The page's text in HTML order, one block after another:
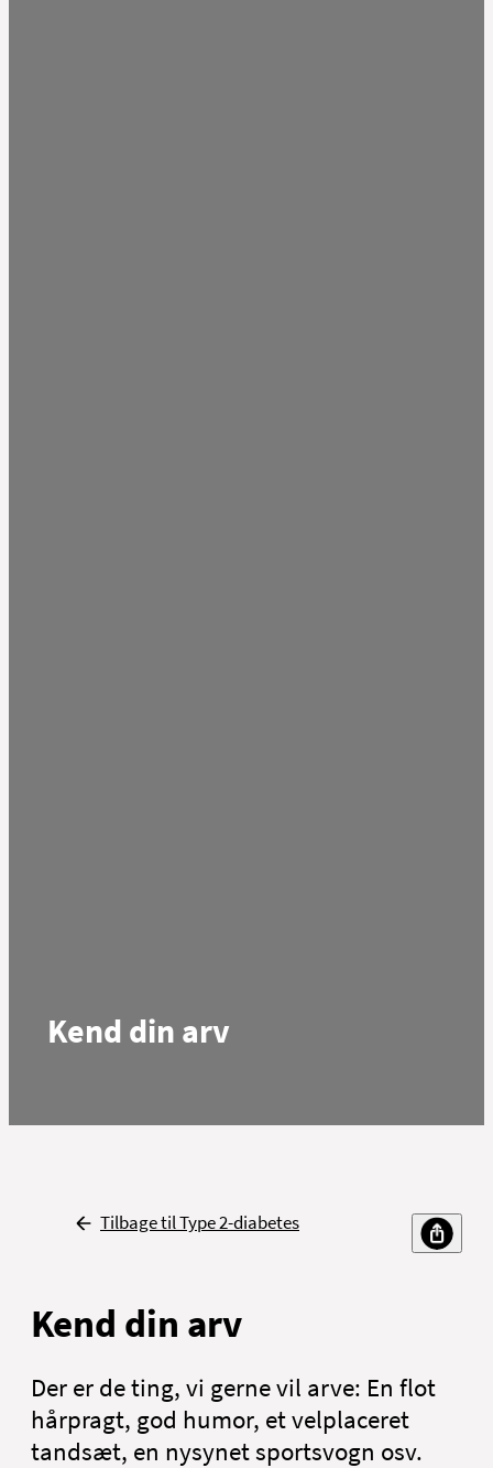
Kend din arv
Tilbage til Type 2-diabetes
Kend din arv
Der er de ting, vi gerne vil arve: En flot
hårpragt, god humor, et velplaceret
tandsæt, en nysynet sportsvogn osv.